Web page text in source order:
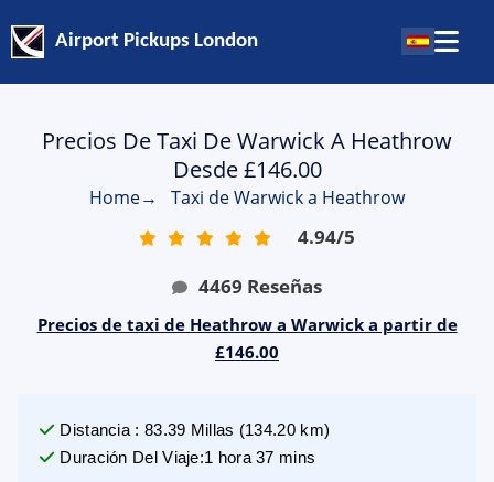
Airport Pickups London
Precios De Taxi De Warwick A Heathrow
Desde £146.00
Home→ Taxi de Warwick a Heathrow
4.94/5
4469 Reseñas
Precios de taxi de Heathrow a Warwick a partir de
£146.00
Distancia : 83.39 Millas (134.20km)
Duración Del Viaje:1 hora 37 mins